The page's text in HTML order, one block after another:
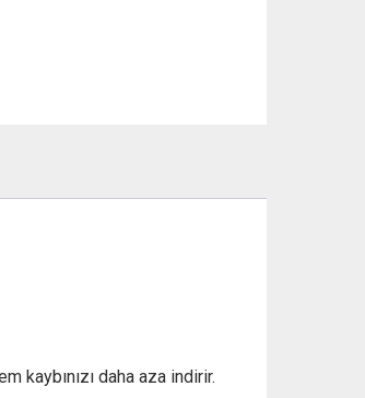
kaybınızı daha aza indirir.